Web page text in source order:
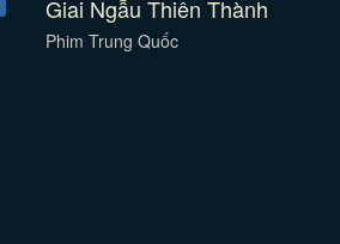
Giai Ngẫu Thiên Thành
Phim Trung Quốc